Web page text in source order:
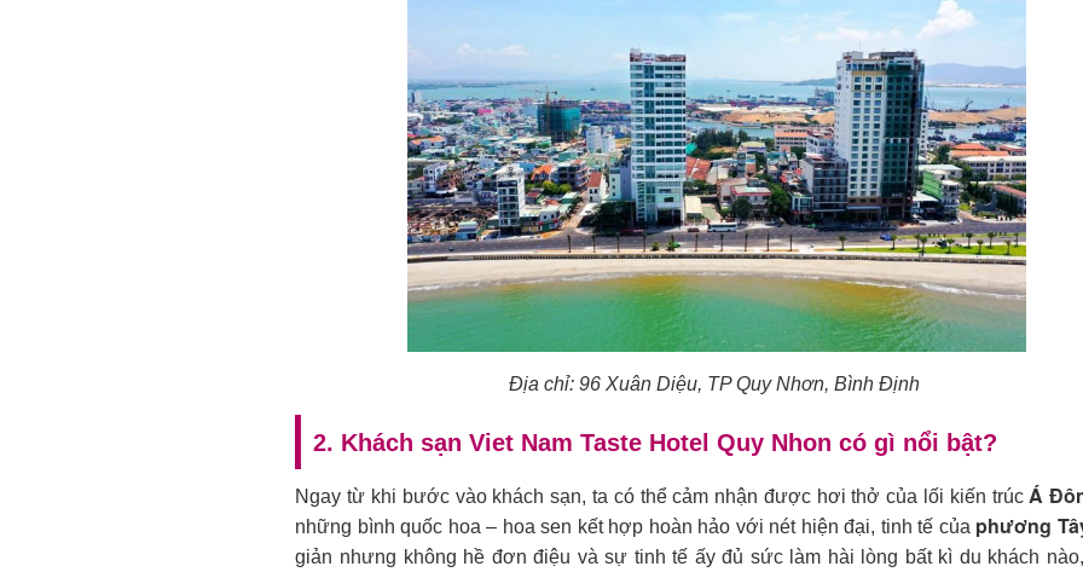
Địa chỉ: 96 Xuân Diệu, TP Quy Nhơn, Bình Định
2. Khách sạn Viet Nam Taste Hotel Quy Nhon có gì nổi bật?
Ngay từ khi bước vào khách sạn, ta có thể cảm nhận được hơi thở của lối kiến trúc Á
những bình quốc hoa – hoa sen kết hợp hoàn hảo với nét hiện đại, tinh tế của phương
giản nhưng không hề đơn điệu và sự tinh tế ấy đủ sức làm hài lòng bất kì du khách